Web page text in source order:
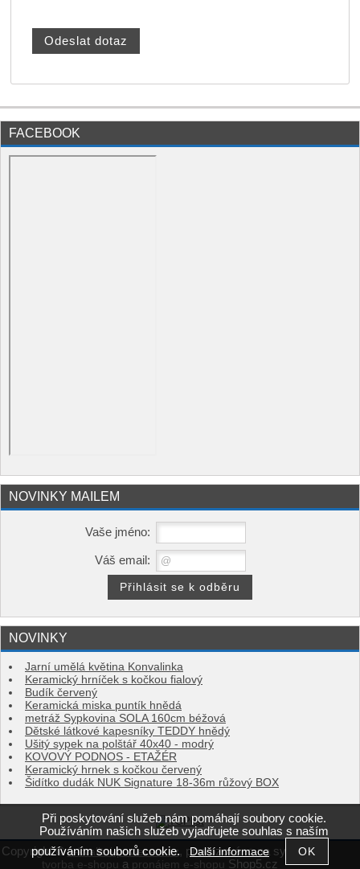
FACEBOOK
NOVINKY MAILEM
Vaše jméno:
Váš email:
NOVINKY
Jarní umělá květina Konvalinka
Keramický hrníček s kočkou fialový
Budík červený
Keramická miska puntík hnědá
metráž Sypkovina SOLA 160cm béžová
Dětské látkové kapesníky TEDDY hnědý
Ušitý sypek na polštář 40x40 - modrý
KOVOVÝ PODNOS - ETAŽÉR
Keramický hrnek s kočkou červený
Šidítko dudák NUK Signature 18-36m růžový BOX
Copyright ©e-kvalitni-povleceni.cz, provozováno na systému
tvorba e-shopu a pronájem e-shopu Shop5.cz
Při poskytování služeb nám pomáhají soubory cookie.
Používáním našich služeb vyjadřujete souhlas s naším
používáním souborů cookie.Další informace